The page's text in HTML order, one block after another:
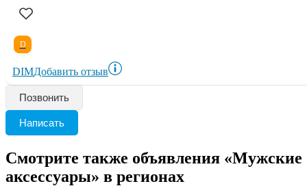
D
DIMДобавить отзыв
Позвонить
Написать
Смотрите также объявления «Мужские
аксессуары» в регионах